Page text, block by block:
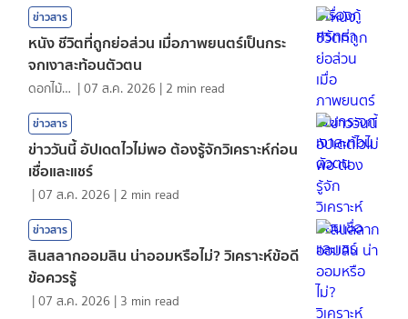
ข่าวสาร
หนัง ชีวิตที่ถูกย่อส่วน เมื่อภาพยนตร์เป็นกระ
จกเงาสะท้อนตัวตน
ดอกไม้กับสายน้ำ |07 ส.ค. 2026 | 2 min read
ข่าวสาร
ข่าววันนี้ อัปเดตไวไม่พอ ต้องรู้จักวิเคราะห์ก่อน
เชื่อและแชร์
|07 ส.ค. 2026 | 2 min read
ข่าวสาร
สินสลากออมสิน น่าออมหรือไม่? วิเคราะห์ข้อดี
ข้อควรรู้
|07 ส.ค. 2026 | 3 min read